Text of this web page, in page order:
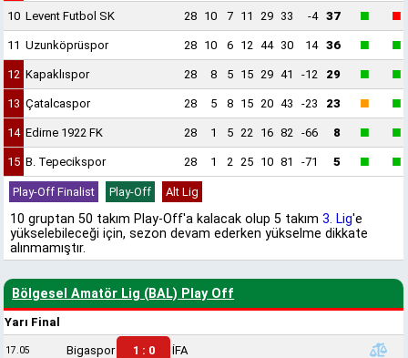
10 Levent Futbol SK 28 10 7 11 29 33 -4 37 ■ ■
11 Uzunköprüspor 28 10 6 12 44 30 14 36 ■ ■
12 Kapaklıspor 28 8 5 15 29 41 -12 29 ■ ■
13 Çatalcaspor 28 5 8 15 20 43 -23 23 ■ ■
14 Edirne 1922 FK 28 1 5 22 16 82 -66 8 ■ ■
15 B. Tepecikspor 28 1 2 25 10 81 -71 5 ■ ■
Play-Off Finalist Play-Off Alt Lig
10 gruptan 50 takım Play-Off'a kalacak olup 5 takım3. Lig'e
yükselebileceği için, sezon devam ederken yükselme dikkate
alınmamıştır.
Bölgesel Amatör Lig (BAL) Play Off
Yarı Final
17.05 Bigaspor 1 : 0
İFA